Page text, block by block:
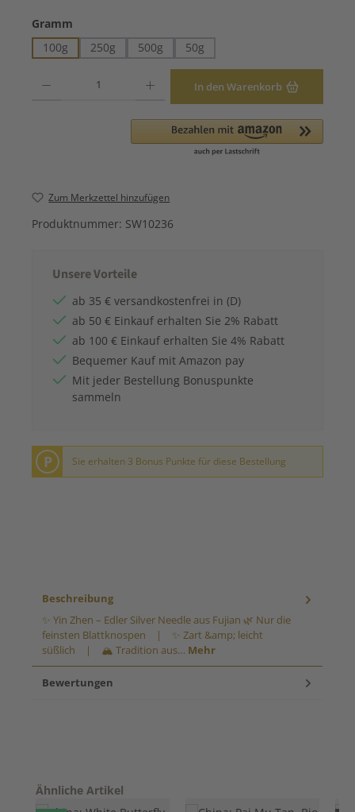
Gramm
100g
250g 500g 50g
In den Warenkorb
Zum Merkzettel hinzufügen
Produktnummer: SW10236
Unsere Vorteile
ab 35 € versandkostenfrei in (D)
ab 50 € Einkauf erhalten Sie 2% Rabatt
ab 100 € Einkauf erhalten Sie 4% Rabatt
Bequemer Kauf mit Amazon pay
Mit jeder Bestellung Bonuspunkte
sammeln
P Sie erhalten 3 Bonus Punkte für diese Bestellung
Beschreibung
✨ Yin Zhen – Edler Silver Needle aus Fujian 🌿 Nur die
feinsten Blattknospen | ✨ Zart &amp; leicht
süßlich | 🏔️ Tradition aus… Mehr
Bewertungen
Produktgalerie überspringen
Ähnliche Artikel